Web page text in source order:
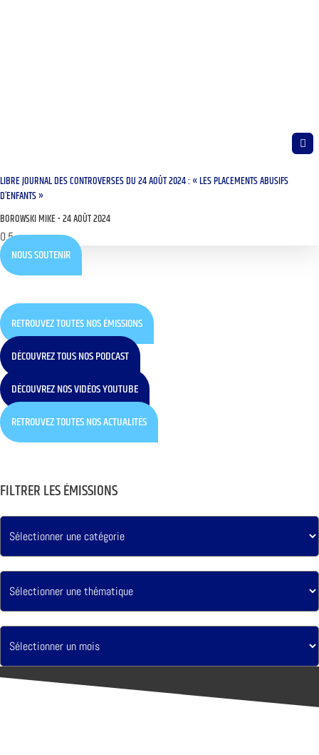
LIBRE JOURNAL DES CONTROVERSES DU 24 AOÛT 2024 : « LES PLACEMENTS ABUSIFS
D’ENFANTS »
BOROWSKI MIKE 24 AOÛT 2024
NOUS SOUTENIR
RETROUVEZ TOUTES NOS ÉMISSIONS
DÉCOUVREZ TOUS NOS PODCAST
DÉCOUVREZ NOS VIDÉOS YOUTUBE
RETROUVEZ TOUTES NOS ACTUALITÉS
FILTRER LES ÉMISSIONS